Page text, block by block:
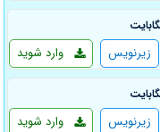
وارد شوید زیرنویس
وارد شوید زیرنویس